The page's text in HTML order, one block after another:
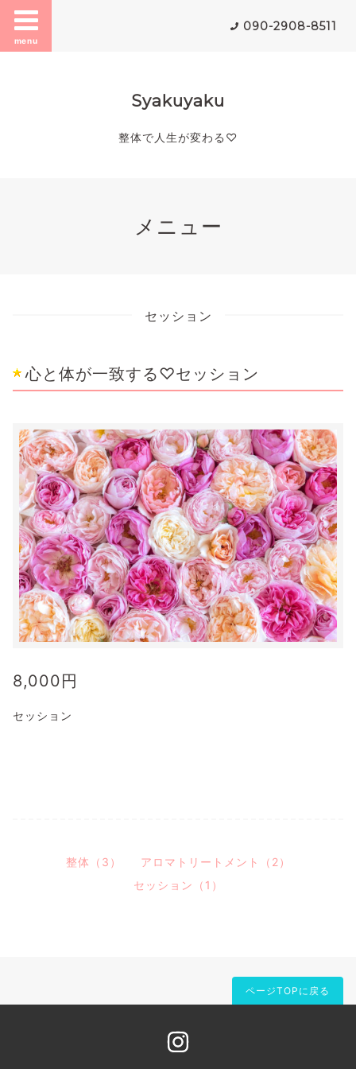
menu
090-2908-8511
Syakuyaku
整体で人生が変わる♡
メニュー
セッション
心と体が一致する♡セッション
8,000円
セッション
整体（3）
アロマトリートメント（2）
セッション（1）
ページTOPに戻る